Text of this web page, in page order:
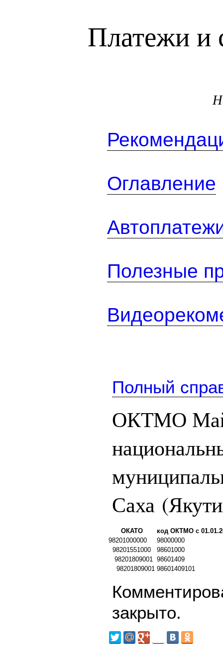
Платежи и
Оглавление
Полезные
Полный
ОКТМО
Саха
ОКАТО
код ОКТМО с
98201000000
98000000
98201551000
98601000
98201809001 98601409
98201809001 98601409101
закрыто.